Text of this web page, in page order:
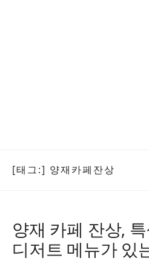
[태그:] 양재카페잔상
양재 카페 잔상,
디저트 메뉴가 있